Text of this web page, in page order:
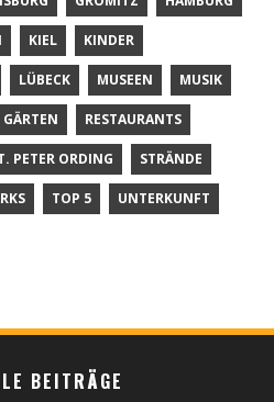
KIEL KINDER
LÜBECK MUSEEN MUSIK
RESTAURANTS
PETER ORDING STRÄNDE
TOP 5 UNTERKUNFT
BEITRÄGE